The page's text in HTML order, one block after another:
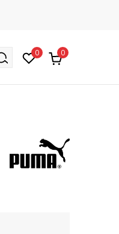
0 0